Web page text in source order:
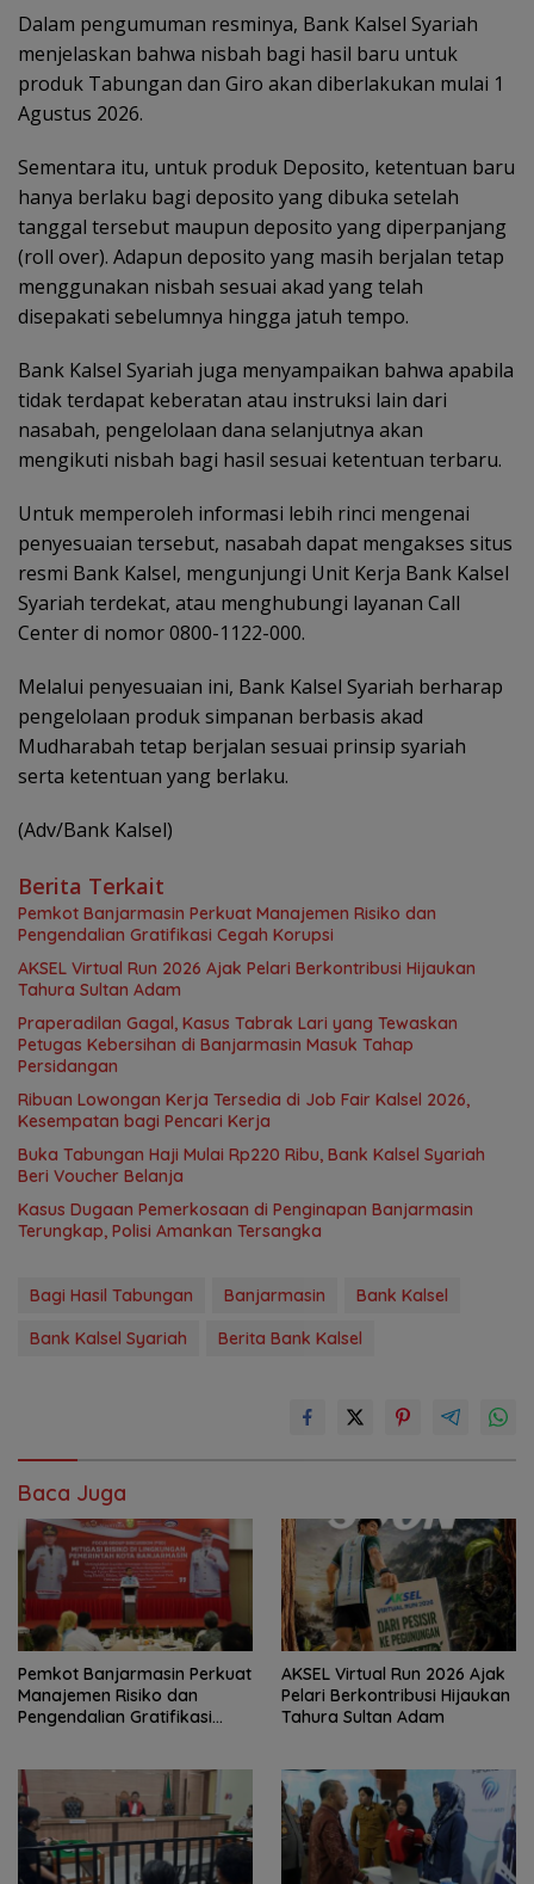
Dalam pengumuman resminya, Bank Kalsel Syariah
menjelaskan bahwa nisbah bagi hasil baru untuk
produk Tabungan dan Giro akan diberlakukan mulai 1
Agustus 2026.
Sementara itu, untuk produk Deposito, ketentuan baru
hanya berlaku bagi deposito yang dibuka setelah
tanggal tersebut maupun deposito yang diperpanjang
(roll over). Adapun deposito yang masih berjalan tetap
menggunakan nisbah sesuai akad yang telah
disepakati sebelumnya hingga jatuh tempo.
Bank Kalsel Syariah juga menyampaikan bahwa apabila
tidak terdapat keberatan atau instruksi lain dari
nasabah, pengelolaan dana selanjutnya akan
mengikuti nisbah bagi hasil sesuai ketentuan terbaru.
Untuk memperoleh informasi lebih rinci mengenai
penyesuaian tersebut, nasabah dapat mengakses situs
resmi Bank Kalsel, mengunjungi Unit Kerja Bank Kalsel
Syariah terdekat, atau menghubungi layanan Call
Center di nomor 0800-1122-000.
Melalui penyesuaian ini, Bank Kalsel Syariah berharap
pengelolaan produk simpanan berbasis akad
Mudharabah tetap berjalan sesuai prinsip syariah
serta ketentuan yang berlaku.
(Adv/Bank Kalsel)
Berita Terkait
Pemkot Banjarmasin Perkuat Manajemen Risiko dan
Pengendalian Gratifikasi Cegah Korupsi
AKSEL Virtual Run 2026 Ajak Pelari Berkontribusi Hijaukan
Tahura Sultan Adam
Praperadilan Gagal, Kasus Tabrak Lari yang Tewaskan
Petugas Kebersihan di Banjarmasin Masuk Tahap
Persidangan
Ribuan Lowongan Kerja Tersedia di Job Fair Kalsel 2026,
Kesempatan bagi Pencari Kerja
Buka Tabungan Haji Mulai Rp220 Ribu, Bank Kalsel Syariah
Beri Voucher Belanja
Kasus Dugaan Pemerkosaan di Penginapan Banjarmasin
Terungkap, Polisi Amankan Tersangka
Bagi Hasil Tabungan Banjarmasin
Bank Kalsel
Bank Kalsel Syariah
Berita Bank Kalsel
Baca Juga
Pemkot Banjarmasin Perkuat
Manajemen Risiko dan
Pengendalian Gratifikasi
AKSEL Virtual Run 2026 Ajak
Pelari Berkontribusi Hijaukan
Tahura Sultan Adam